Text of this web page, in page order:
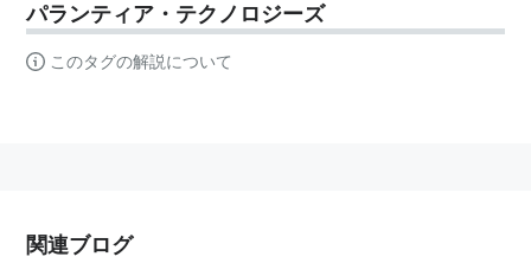
パランティア・テクノロジーズ
このタグの解説について
関連ブログ